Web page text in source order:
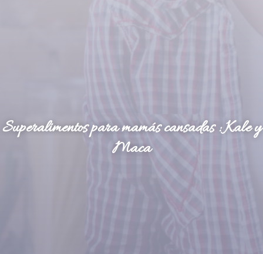
Superalimentos para mamás cansadas : Kale y
Maca